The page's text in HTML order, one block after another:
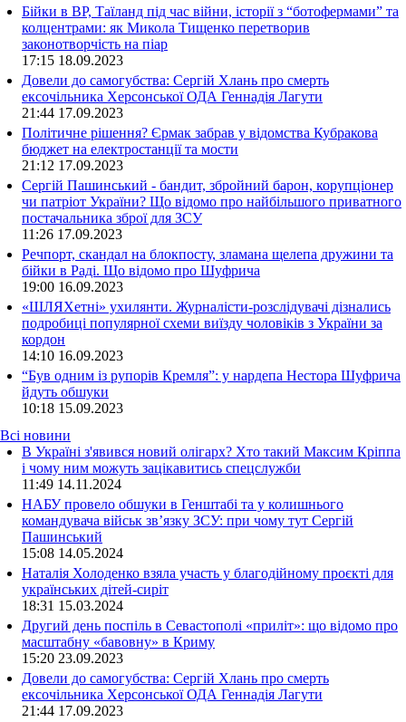
Бійки в ВР, Таїланд під час війни, історії з “ботофермами” та
колцентрами: як Микола Тищенко перетворив
законотворчість на піар
17:15 18.09.2023
Довели до самогубства: Сергій Хлань про смерть
ексочільника Херсонської ОДА Геннадія Лагути
21:44 17.09.2023
Політичне рішення? Єрмак забрав у відомства Кубракова
бюджет на електростанції та мости
21:12 17.09.2023
Сергій Пашинський - бандит, збройний барон, корупціонер
чи патріот України? Що відомо про найбільшого приватного
постачальника зброї для ЗСУ
11:26 17.09.2023
Речпорт, скандал на блокпосту, зламана щелепа дружини та
бійки в Раді. Що відомо про Шуфрича
19:00 16.09.2023
«ШЛЯХетні» ухилянти. Журналісти-розслідувачі дізнались
подробиці популярної схеми виїзду чоловіків з України за
кордон
14:10 16.09.2023
“Був одним із рупорів Кремля”: у нардепа Нестора Шуфрича
йдуть обшуки
10:18 15.09.2023
Всі новини
В Україні з'явився новий олігарх? Хто такий Максим Кріппа
і чому ним можуть зацікавитись спецслужби
11:49 14.11.2024
НАБУ провело обшуки в Генштабі та у колишнього
командувача військ зв’язку ЗСУ: при чому тут Сергій
Пашинський
15:08 14.05.2024
Наталія Холоденко взяла участь у благодійному проєкті для
українських дітей-сиріт
18:31 15.03.2024
Другий день поспіль в Севастополі «приліт»: що відомо про
масштабну «бавовну» в Криму
15:20 23.09.2023
Довели до самогубства: Сергій Хлань про смерть
ексочільника Херсонської ОДА Геннадія Лагути
21:44 17.09.2023